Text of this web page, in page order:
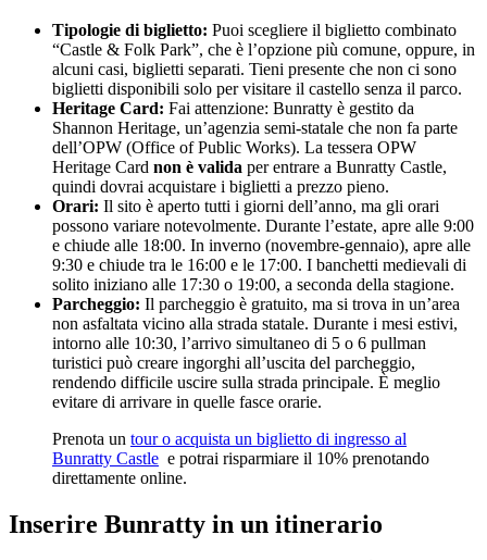
Tipologie di biglietto: Puoi scegliere il biglietto combinato
“Castle & Folk Park”, che è l’opzione più comune, oppure, in
alcuni casi, biglietti separati. Tieni presente che non ci sono
biglietti disponibili solo per visitare il castello senza il parco.
Heritage Card: Fai attenzione: Bunratty è gestito da
Shannon Heritage, un’agenzia semi-statale che non fa parte
dell’OPW (Office of Public Works). La tessera OPW
Heritage Card non è valida per entrare a Bunratty Castle,
quindi dovrai acquistare i biglietti a prezzo pieno.
Orari: Il sito è aperto tutti i giorni dell’anno, ma gli orari
possono variare notevolmente. Durante l’estate, apre alle 9:00
e chiude alle 18:00. In inverno (novembre-gennaio), apre alle
9:30 e chiude tra le 16:00 e le 17:00. I banchetti medievali di
solito iniziano alle 17:30 o 19:00, a seconda della stagione.
Parcheggio: Il parcheggio è gratuito, ma si trova in un’area
non asfaltata vicino alla strada statale. Durante i mesi estivi,
intorno alle 10:30, l’arrivo simultaneo di 5 o 6 pullman
turistici può creare ingorghi all’uscita del parcheggio,
rendendo difficile uscire sulla strada principale. È meglio
evitare di arrivare in quelle fasce orarie.
Prenota un tour o acquista un biglietto di ingresso al
Bunratty Castle e potrai risparmiare il 10% prenotando
direttamente online.
Inserire Bunratty in un itinerario